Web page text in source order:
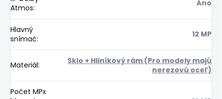
Atmos: Áno
Hlavný
snímač: 12 MP
Materiál:
Sklo + Hliníkový rám (Pro modely majú
nerezovú oceľ)
Počet MPx